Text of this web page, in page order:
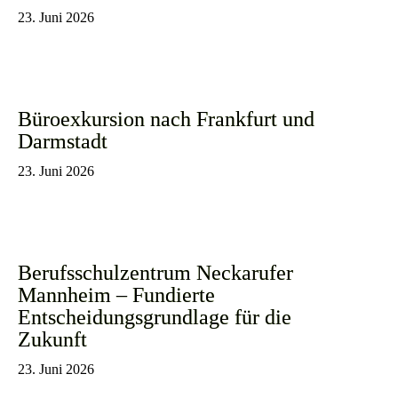
23. Juni 2026
Büroexkursion nach Frankfurt und
Darmstadt
23. Juni 2026
Berufsschulzentrum Neckarufer
Mannheim – Fundierte
Entscheidungsgrundlage für die
Zukunft
23. Juni 2026